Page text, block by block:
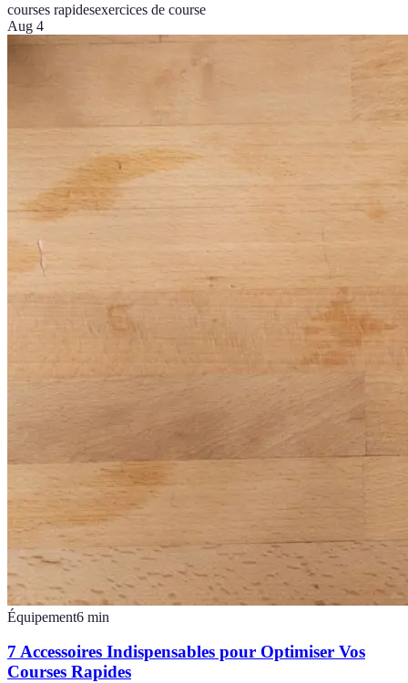
courses rapidesexercices de course
Aug 4
Équipement6 min
7 Accessoires Indispensables pour Optimiser Vos
Courses Rapides